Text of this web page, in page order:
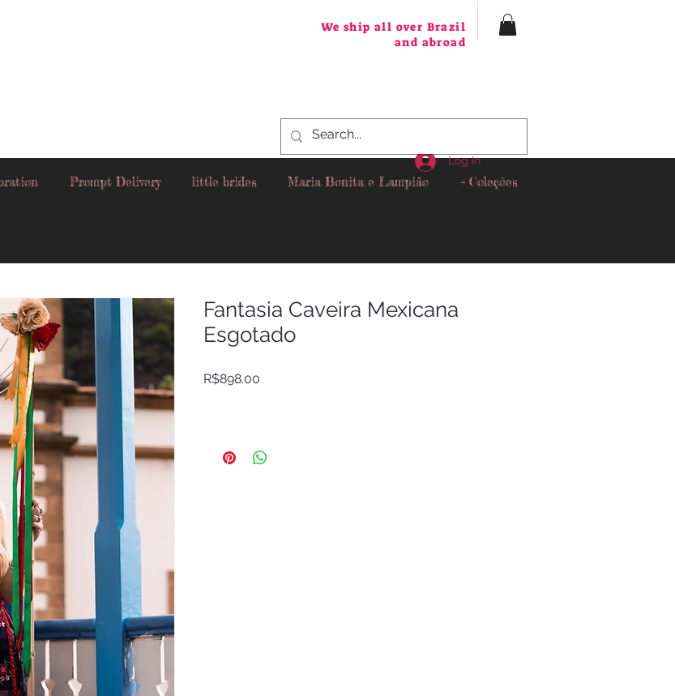
We ship all over Brazil
and abroad
Prompt Delivery little brides Maria Bonita e Lampião + Coleções
Log In
Fantasia Caveira Mexicana
Esgotado
R$898.00